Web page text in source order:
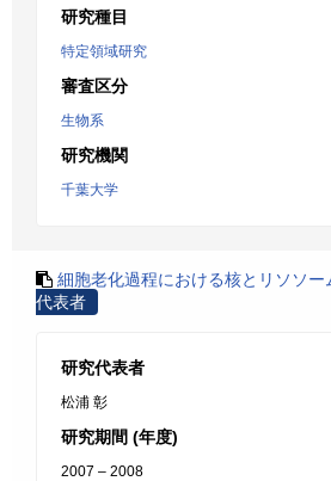
研究種目
特定領域研究
審査区分
生物系
研究機関
千葉大学
細胞老化過程における核とリソソー
代表者
研究代表者
松浦 彰
研究期間 (年度)
2007 – 2008